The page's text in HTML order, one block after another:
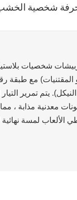
شخصية
شخصيات
المقتنيات) مع طبقة
النيكل). يتم تمرير
معدنية مذابة ،
الألعاب لمسة نهائية